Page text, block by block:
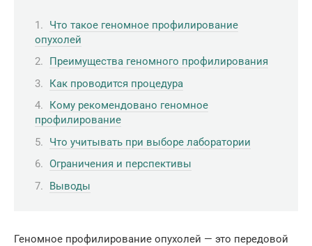
Что такое геномное профилирование
опухолей
Преимущества геномного профилирования
Как проводится процедура
Кому рекомендовано геномное
профилирование
Что учитывать при выборе лаборатории
Ограничения и перспективы
Выводы
Геномное профилирование опухолей — это передовой